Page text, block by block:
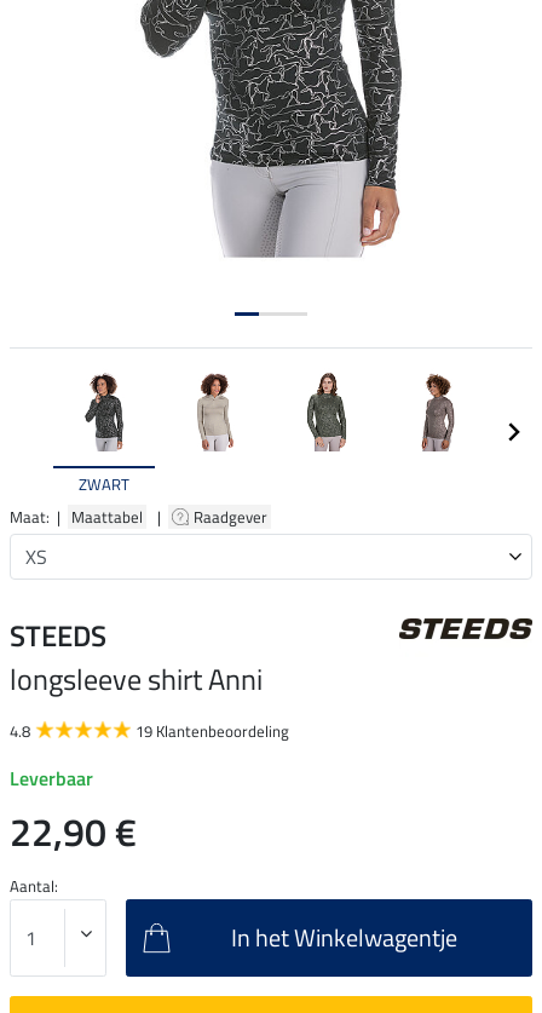
ZWART
Maat: | Maattabel | Raadgever
STEEDS
longsleeve shirt Anni
4.8 19 Klantenbeoordeling
Leverbaar
22,90 €
Aantal:
In het Winkelwagentje